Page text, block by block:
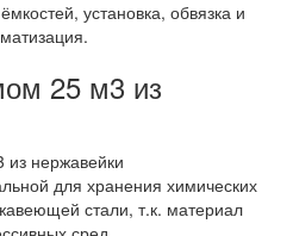
установка, обвязка и
25 м3 из
для хранения химических
стали, т.к. материал